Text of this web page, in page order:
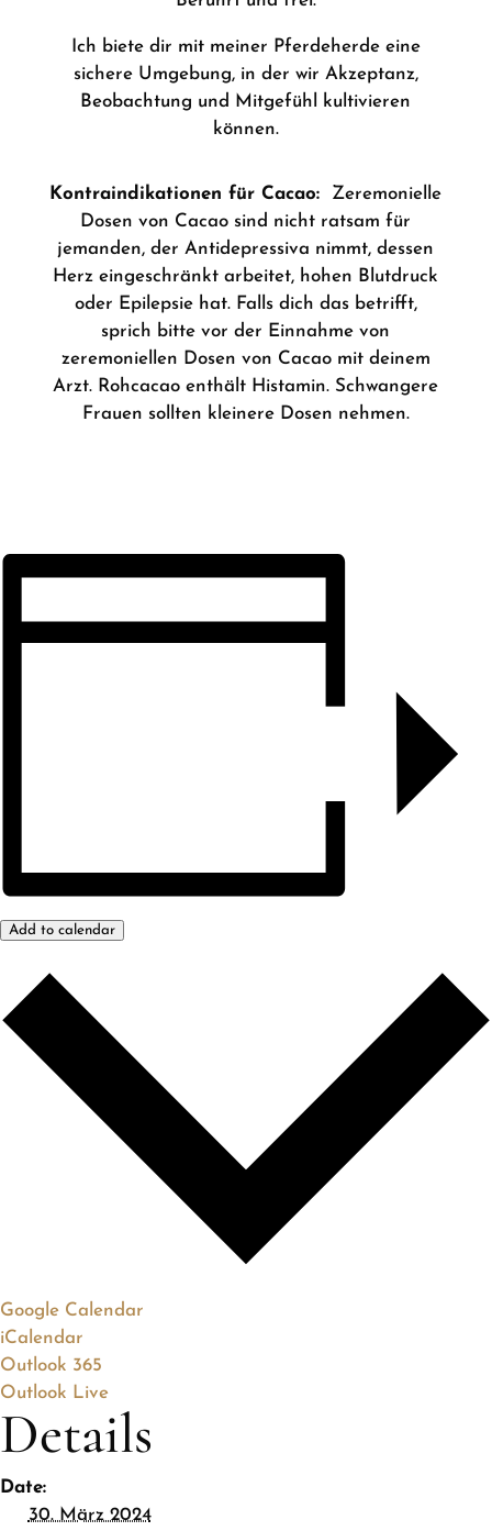
Ich biete dir mit meiner Pferdeherde eine
sichere Umgebung, in der wir Akzeptanz,
Beobachtung und Mitgefühl kultivieren
können.
Kontraindikationen für Cacao:
Zeremonielle
Dosen von Cacao sind nicht ratsam für
jemanden, der Antidepressiva nimmt, dessen
Herz eingeschränkt arbeitet, hohen Blutdruck
oder Epilepsie hat. Falls dich das betrifft,
sprich bitte vor der Einnahme von
zeremoniellen Dosen von Cacao mit deinem
Arzt. Rohcacao enthält Histamin. Schwangere
Frauen sollten kleinere Dosen nehmen.
Add to calendar
Google Calendar
iCalendar
Outlook 365
Outlook Live
Details
Date:
30. März 2024